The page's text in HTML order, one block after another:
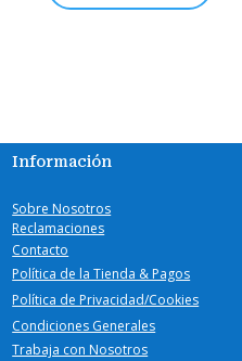
Información
Sobre Nosotros
Reclamaciones
Contacto
Política de la Tienda & Pagos
Política de Privacidad/Cookies
Condiciones Generales
Trabaja con Nosotros